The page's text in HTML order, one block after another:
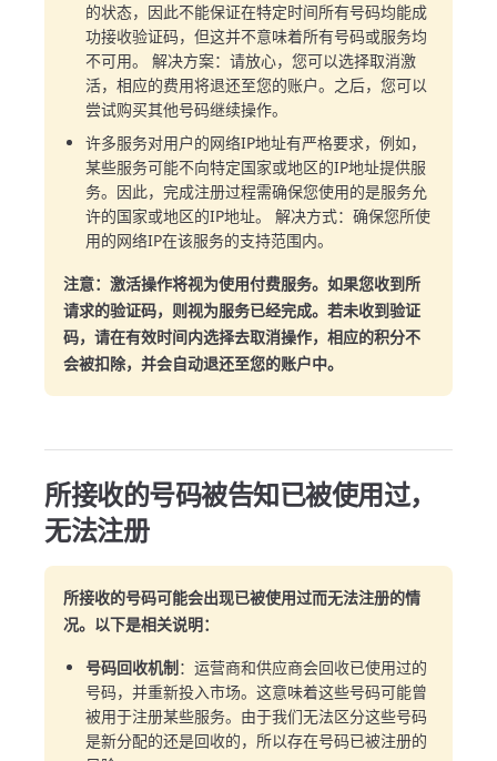
的状态，因此不能保证在特定时间所有号码均能成
功接收验证码，但这并不意味着所有号码或服务均
不可用。 解决方案：请放心，您可以选择取消激
活，相应的费用将退还至您的账户。之后，您可以
尝试购买其他号码继续操作。
许多服务对用户的网络IP地址有严格要求，例如，
某些服务可能不向特定国家或地区的IP地址提供服
务。因此，完成注册过程需确保您使用的是服务允
许的国家或地区的IP地址。 解决方式：确保您所使
用的网络IP在该服务的支持范围内。
注意：激活操作将视为使用付费服务。如果您收到所
请求的验证码，则视为服务已经完成。若未收到验证
码，请在有效时间内选择去取消操作，相应的积分不
会被扣除，并会自动退还至您的账户中。
所接收的号码被告知已被使用过，
无法注册
所接收的号码可能会出现已被使用过而无法注册的情
况。以下是相关说明：
号码回收机制：运营商和供应商会回收已使用过的
号码，并重新投入市场。这意味着这些号码可能曾
被用于注册某些服务。由于我们无法区分这些号码
是新分配的还是回收的，所以存在号码已被注册的